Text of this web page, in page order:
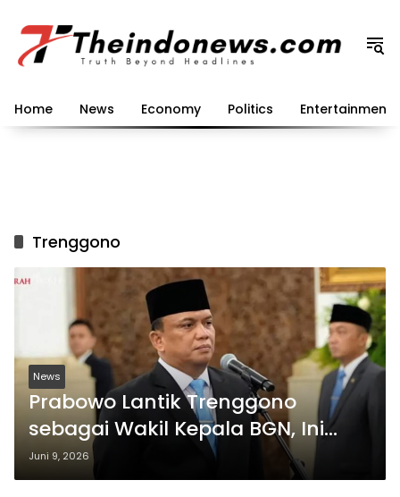
konten
Home News Economy Politics Entertainment
Trenggono
News
Prabowo Lantik Trenggono
sebagai Wakil Kepala BGN, Ini
Rekam Jejaknya
Juni 9, 2026